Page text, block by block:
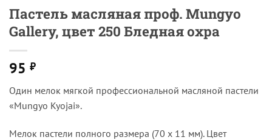
Пастель масляная проф. Mungyo
Gallery, цвет 250 Бледная охра
95 ₽
Один мелок мягкой профессиональной масляной пастели
«Mungyo Kyojai».
Мелок пастели полного размера (70 х 11 мм). Цвет